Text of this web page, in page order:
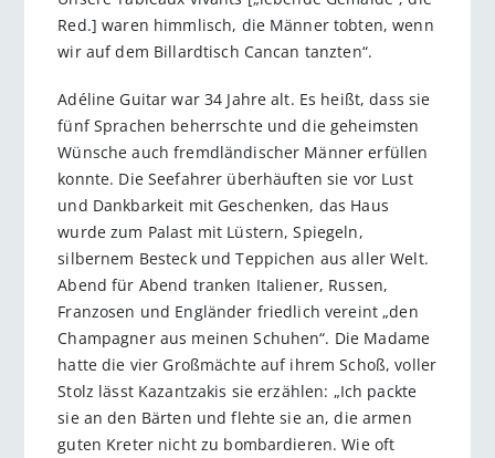
Red.] waren himmlisch, die Männer tobten, wenn
wir auf dem Billardtisch Cancan tanzten“.
Adéline Guitar war 34 Jahre alt. Es heißt, dass sie
fünf Sprachen beherrschte und die geheimsten
Wünsche auch fremdländischer Männer erfüllen
konnte. Die Seefahrer überhäuften sie vor Lust
und Dankbarkeit mit Geschenken, das Haus
wurde zum Palast mit Lüstern, Spiegeln,
silbernem Besteck und Teppichen aus aller Welt.
Abend für Abend tranken Italiener, Russen,
Franzosen und Engländer friedlich vereint „den
Champagner aus meinen Schuhen“. Die Madame
hatte die vier Großmächte auf ihrem Schoß, voller
Stolz lässt Kazantzakis sie erzählen: „Ich packte
sie an den Bärten und flehte sie an, die armen
guten Kreter nicht zu bombardieren. Wie oft